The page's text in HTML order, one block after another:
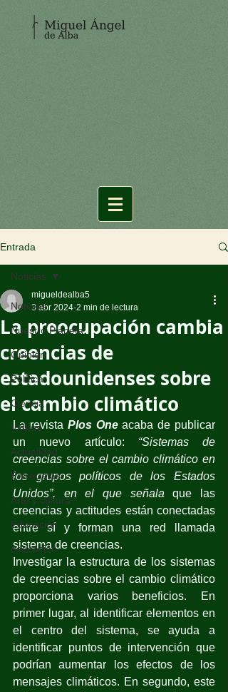
Entrada
Noticias
Nuestro Planeta
Opinión
Política
Ciencia
Videos
Actualidad
Entrevistas
Arte y cultura
Educación
educación
Noticias
La preocupación cambia
creencias de
estadounidenses sobre
el cambio climático
migueldealba5
3 abr 2024 2 min de lectura
La revista Plos One acaba de publicar
un nuevo artículo: “Sistemas de
creencias sobre el cambio climático en
los grupos políticos de los Estados
Unidos”, en el que señala que las
creencias y actitudes están conectadas
entre sí y forman una red llamada
sistema de creencias.
Investigar la estructura de los sistemas
de creencias sobre el cambio climático
proporciona varios beneficios. En
primer lugar, al identificar elementos en
el centro del sistema, se ayuda a
identificar puntos de intervención que
podrían aumentar los efectos de los
mensajes climáticos. En segundo, este